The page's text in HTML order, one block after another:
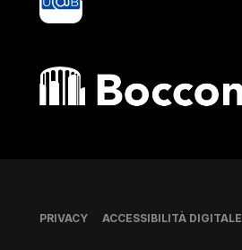
Bocconi shop
Piè di pagina
PRIVACY ACCESSIBILITÀ DIGITALE